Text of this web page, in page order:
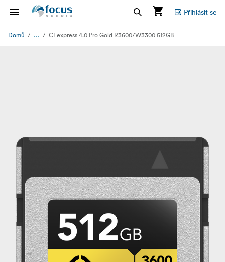
Přihlásit se
Domů ... CFexpress 4.0 Pro Gold R3600/W3300 512GB